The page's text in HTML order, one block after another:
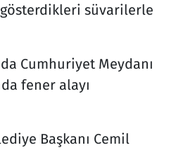
süvarilerle
Cumhuriyet Meydanı
fener alayı
Başkanı Cemil